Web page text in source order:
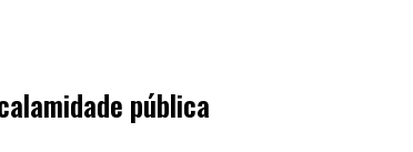
pública